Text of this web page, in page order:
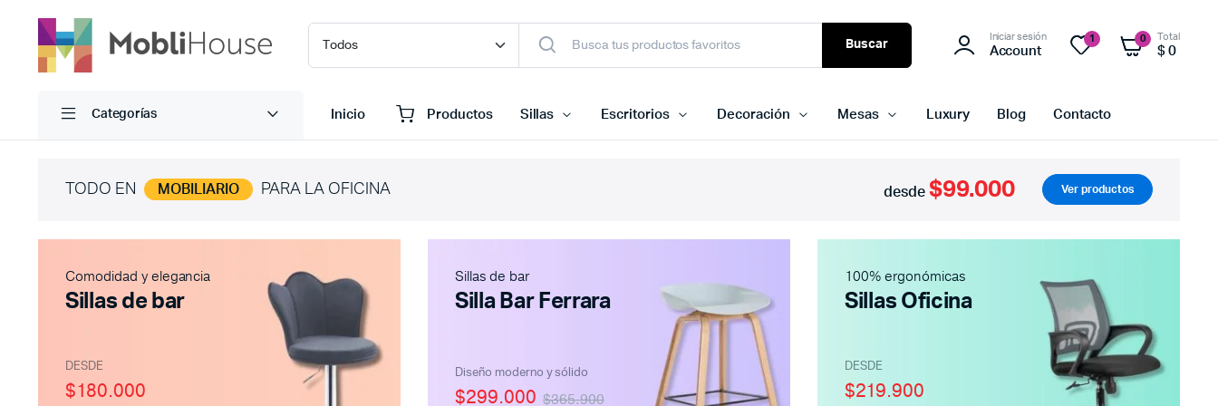
Buscar
Iniciar sesión
Account
1 0 Total
$ 0
Categorías Inicio Productos Sillas Escritorios Decoración Mesas Luxury Blog Contacto
TODO EN MOBILIARIO PARA LA OFICINA desde $99.000 Ver productos
Comodidad y elegancia
Sillas de bar
DESDE
$180.000
Sillas de bar
Silla Bar Ferrara
Diseño moderno y sólido
$365.900
$299.000
100% ergonómicas
Sillas Oficina
DESDE
$219.900